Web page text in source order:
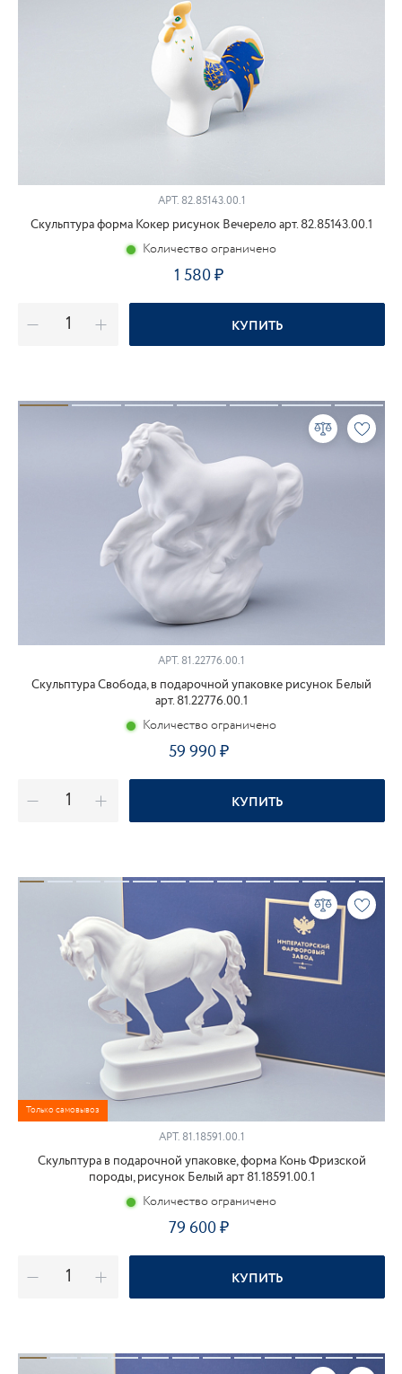
АРТ.82.85143.00.1
Скульптура форма Кокер рисунок Вечерело арт. 82.85143.00.1
Количество ограничено
1 580
КУПИТЬ
АРТ. 81.22776.00.1
Скульптура Свобода, в подарочной упаковке рисунок Белый
арт. 81.22776.00.1
Количество ограничено
59 990
КУПИТЬ
Только самовывоз
АРТ.81.18591.00.1
Скульптура в подарочной упаковке, форма Конь Фризской
породы, рисунок Белый арт 81.18591.00.1
Количество ограничено
79 600
КУПИТЬ